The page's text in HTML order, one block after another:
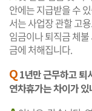
안에는 지급받을 수
서는 사업장 관할 고
임금이나 퇴직금 체
금에 처해집니다.
Q1년만 근무하고 퇴
연차휴가는 차이가 있